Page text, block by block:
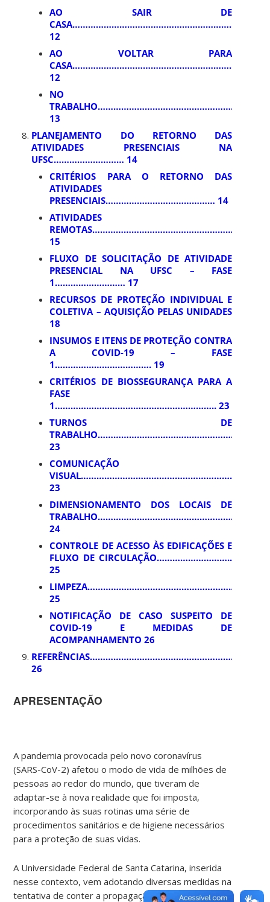
AO SAIR DE
12
AO VOLTAR PARA
12
NO
13
PLANEJAMENTO DO RETORNO DAS
ATIVIDADES PRESENCIAIS NA
UFSC……………………… 14
CRITÉRIOS PARA O RETORNO DAS
ATIVIDADES
PRESENCIAIS…………………………………… 14
ATIVIDADES
15
FLUXO DE SOLICITAÇÃO DE ATIVIDADE
PRESENCIAL NA UFSC – FASE
1……………………… 17
RECURSOS DE PROTEÇÃO INDIVIDUAL E
COLETIVA – AQUISIÇÃO PELAS UNIDADES
18
INSUMOS E ITENS DE PROTEÇÃO CONTRA
A COVID-19 – FASE
1………………………………. 19
CRITÉRIOS DE BIOSSEGURANÇA PARA A
FASE
1…………………………………………………….. 23
TURNOS DE
23
COMUNICAÇÃO
23
DIMENSIONAMENTO DOS LOCAIS DE
TRABALHO…………………………………………………..
24
CONTROLE DE ACESSO ÀS EDIFICAÇÕES E
FLUXO DE CIRCULAÇÃO………………………..
25
25
NOTIFICAÇÃO DE CASO SUSPEITO DE
COVID-19 E MEDIDAS DE
ACOMPANHAMENTO 26
26
APRESENTAÇÃO
A pandemia provocada pelo novo coronavírus
(SARS-CoV-2) afetou o modo de vida de milhões de
pessoas ao redor do mundo, que tiveram de
adaptar-se à nova realidade que foi imposta,
incorporando às suas rotinas uma série de
procedimentos sanitários e de higiene necessários
para a proteção de suas vidas.
A Universidade Federal de Santa Catarina, inserida
nesse contexto, vem adotando diversas medidas na
tentativa de conter a propagação do vírus,